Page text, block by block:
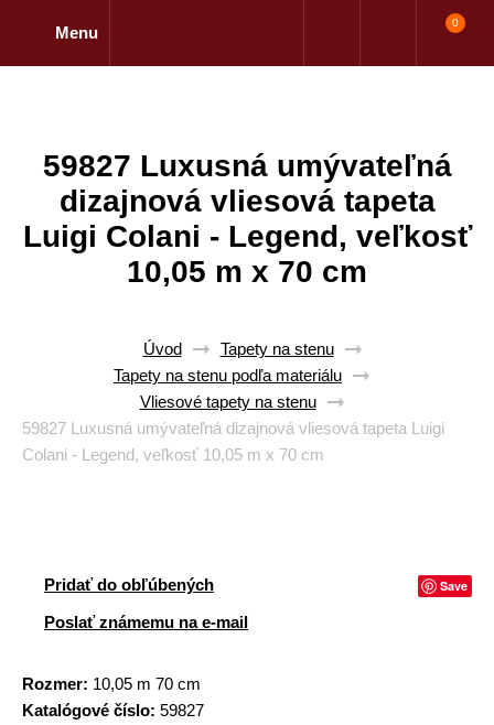
Menu
0
59827 Luxusná umývateľná
dizajnová vliesová tapeta
Luigi Colani - Legend, veľkosť
10,05 m x 70 cm
Úvod
Tapety na stenu
Tapety na stenu podľa materiálu
Vliesové tapety na stenu
59827 Luxusná umývateľná dizajnová vliesová tapeta Luigi
Colani - Legend, veľkosť 10,05 m x 70 cm
Pridať do obľúbených Save
Poslať známemu na e-mail
Rozmer: 10,05 m 70 cm
Katalógové číslo: 59827